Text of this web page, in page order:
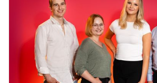
kokonaisvaltaisen työnkulkuratkaisun,
tekoälyagentit, orkestroinnin,
arvioinnin. Näin varmistetaan, että
prosessivaiheet pysyvät hallittuina ja
rakentuvat saumattomaksi
hyödyntäen asiakkaalla